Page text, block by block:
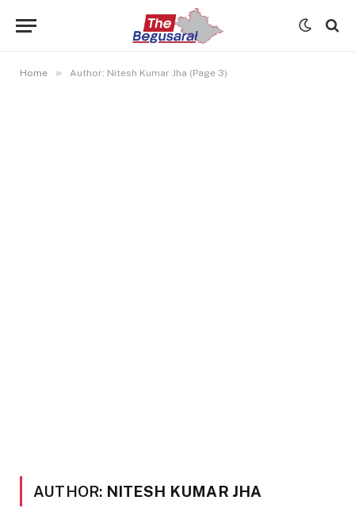
Home » Author: Nitesh Kumar Jha (Page 3)
AUTHOR: NITESH KUMAR JHA